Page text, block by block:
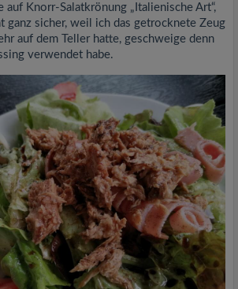
Knorr-Salatkrönung „Italienische Art“,
ganz sicher, weil ich das getrocknete Zeug
auf dem Teller hatte, geschweige denn
verwendet habe.